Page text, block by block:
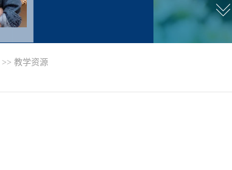
>> 教学资源